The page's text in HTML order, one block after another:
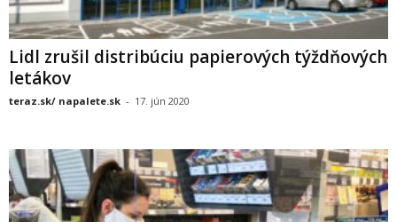
Lidl zrušil distribúciu papierových týždňových
letákov
teraz.sk/ napalete.sk - 17. jún 2020